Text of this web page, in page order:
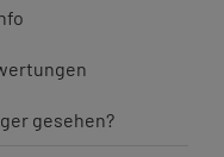
gesehen?